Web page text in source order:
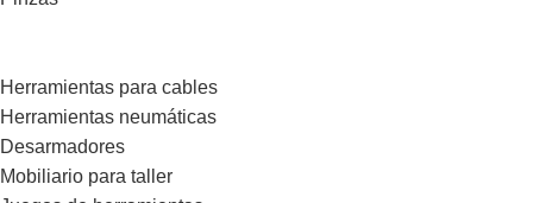
Herramientas para cables
Herramientas neumáticas
Desarmadores
Mobiliario para taller